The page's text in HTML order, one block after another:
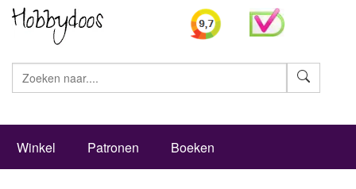
Winkel Patronen Boeken